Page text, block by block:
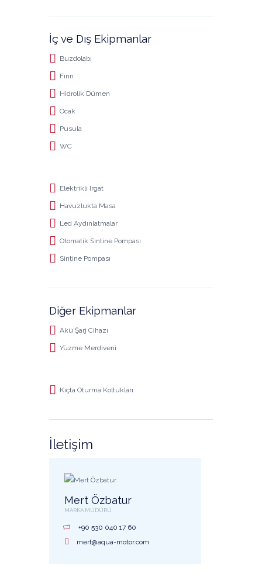
İç ve Dış Ekipmanlar
Buzdolabı
Fırın
Hidrolik Dümen
Ocak
Pusula
WC
Elektrikli Irgat
Havuzlukta Masa
Led Aydınlatmalar
Otomatik Sintine Pompası
Sintine Pompası
Diğer Ekipmanlar
Akü Şarj Cihazı
Yüzme Merdiveni
Kıçta Oturma Koltukları
İletişim
Mert Özbatur
MARKA MÜDÜRÜ
+90 530 040 17 60
mert@aqua-motor.com